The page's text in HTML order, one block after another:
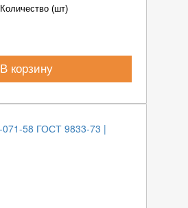
Количество (шт)
В корзину